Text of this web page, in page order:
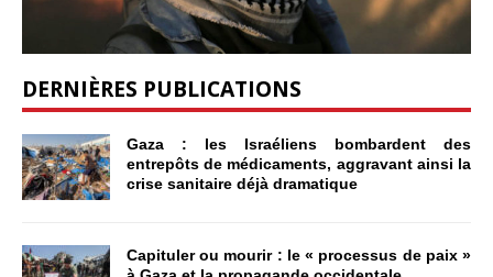
DERNIÈRES PUBLICATIONS
Gaza : les Israéliens bombardent des
entrepôts de médicaments, aggravant ainsi la
crise sanitaire déjà dramatique
Capituler ou mourir : le « processus de paix »